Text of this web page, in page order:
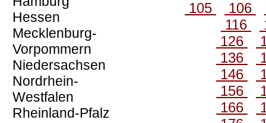
Hessen
Mecklenburg-
Vorpommern
Niedersachsen
Nordrhein-
Westfalen
Rheinland-Pfalz
105
106
116
126
136
146
156
166